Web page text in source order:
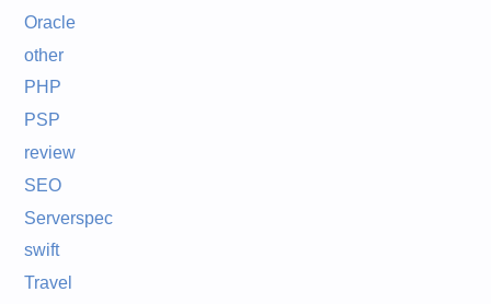
Oracle
other
PHP
PSP
review
SEO
Serverspec
swift
Travel